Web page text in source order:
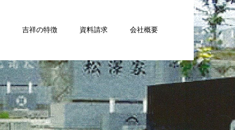
吉祥の特徴 資料請求 会社概要